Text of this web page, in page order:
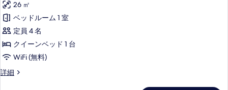
の
写
真
を
表
示
2
台
シ
テ
ィ
ビ
ン
グ
ル
ベ
ッ
ド
2
シ
リ
ア
ル
ー
ム
ク
26 ㎡
ベッドルーム 1 室
定員 4 名
クイーンベッド 1 台
WiFi (無料)
詳細
ス